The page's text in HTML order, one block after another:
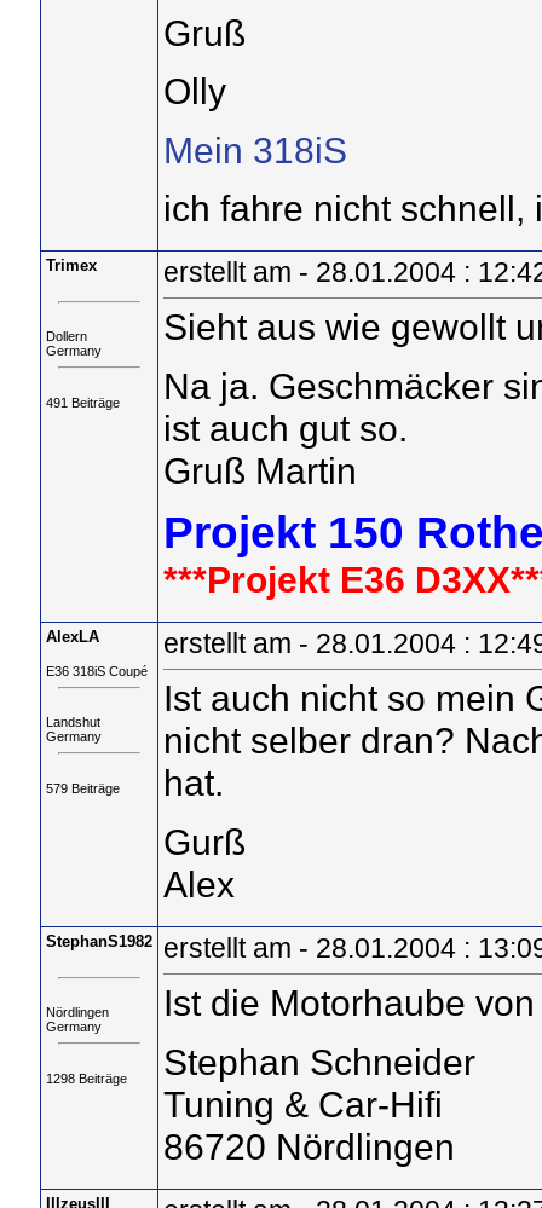
Gruß
Olly
Mein 318iS
ich fahre nicht schnell,
Trimex
Dollern
Germany
491 Beiträge
erstellt am - 28.01.2004 :
Sieht aus wie gewollt
Na ja. Geschmäcker
ist auch gut so.
Gruß Martin
Projekt 150
***Projekt E36
AlexLA
E36 318iS Coupé
Landshut
Germany
579 Beiträge
erstellt am - 28.01.2004 :
Ist auch nicht so mein
nicht selber dran?
hat.
Gurß
Alex
StephanS1982
Nördlingen
Germany
1298 Beiträge
erstellt am - 28.01.2004 :
Ist die Motorhaube
Stephan Schneider
Tuning & Car-Hifi
86720 Nördlingen
IIIzeusIII